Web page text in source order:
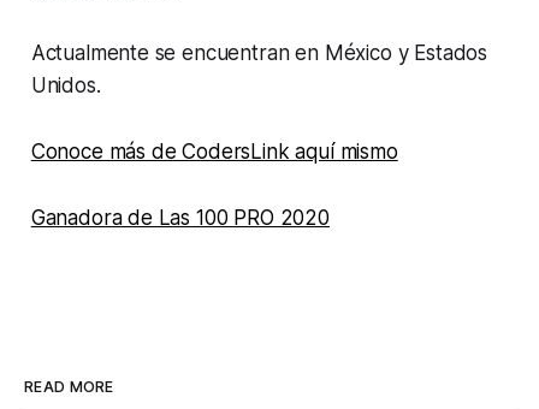
Actualmente se encuentran en México y Estados
Unidos.
Conoce más de CodersLink aquí mismo
Ganadora de Las 100 PRO 2020
READ MORE